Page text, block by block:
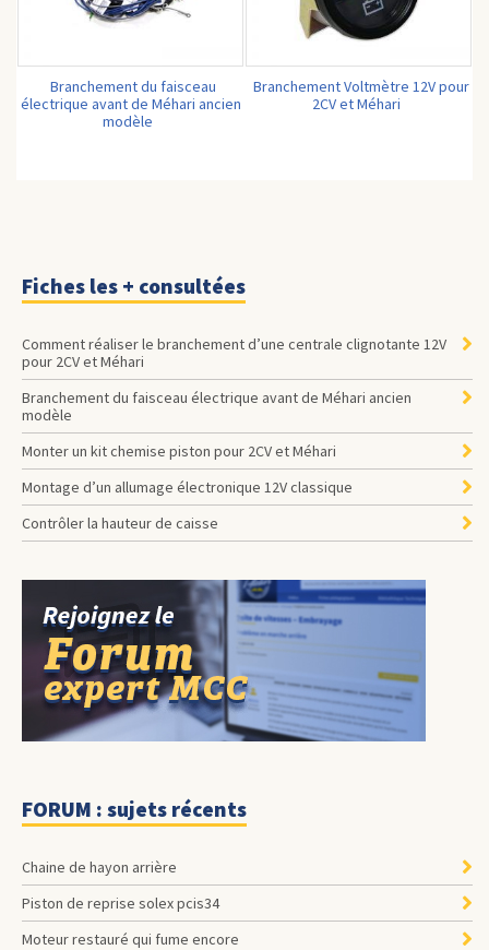
Branchement du faisceau
électrique avant de Méhari ancien
modèle
Branchement Voltmètre 12V pour
2CV et Méhari
Fiches les + consultées
Comment réaliser le branchement d’une centrale clignotante 12V
pour 2CV et Méhari
Branchement du faisceau électrique avant de Méhari ancien
modèle
Monter un kit chemise piston pour 2CV et Méhari
Montage d’un allumage électronique 12V classique
Contrôler la hauteur de caisse
FORUM : sujets récents
Chaine de hayon arrière
Piston de reprise solex pcis34
Moteur restauré qui fume encore